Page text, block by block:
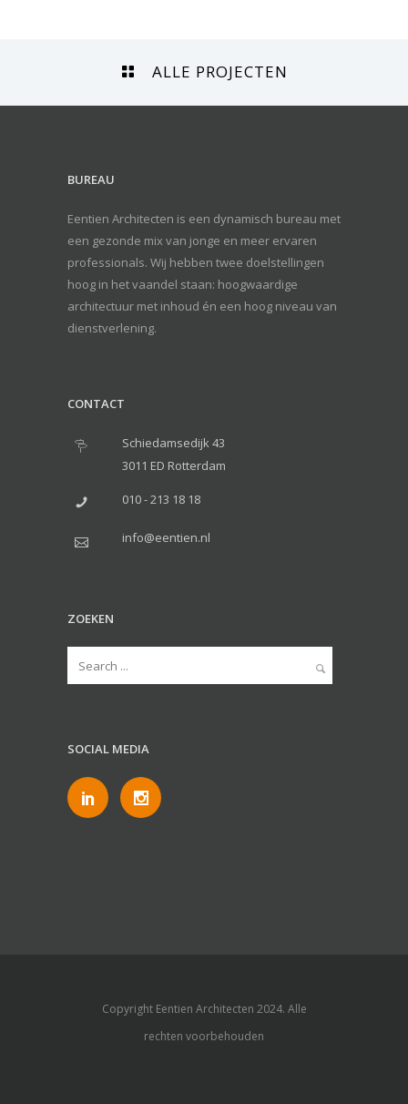
ALLE PROJECTEN
BUREAU
Eentien Architecten is een dynamisch bureau met
een gezonde mix van jonge en meer ervaren
professionals. Wij hebben twee doelstellingen
hoog in het vaandel staan: hoogwaardige
architectuur met inhoud én een hoog niveau van
dienstverlening.
CONTACT
Schiedamsedijk 43
3011 ED Rotterdam
010 - 213 18 18
info@eentien.nl
ZOEKEN
SOCIAL MEDIA
Copyright Eentien Architecten 2024. Alle
rechten voorbehouden